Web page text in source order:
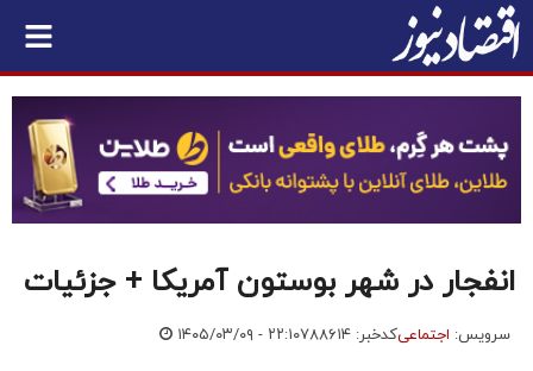
انفجار در شهر بوستون آمریکا + جزئیات
سرویس: اجتماعیکدخبر: ۷۸۸۶۱۴ ۱۴۰۵/۰۳/۰۹ - ۲۲:۱۰